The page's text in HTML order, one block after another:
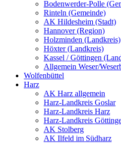
Bodenwerder-Polle
Rinteln (Gemeinde)
AK Hildesheim (Stadt)
Hannover (Region)
Holzminden (Landkreis)
Höxter (Landkreis)
Kassel / Göttingen
Allgemein Weser/
Wolfenbüttel
Harz
AK Harz allgemein
Harz-Landkreis Goslar
Harz-Landkreis Harz
Harz-Landkreis
AK Stolberg
AK Ilfeld im Südharz